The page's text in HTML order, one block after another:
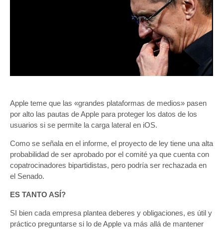
Apple teme que las «grandes plataformas de medios» pasen
por alto las pautas de Apple para proteger los datos de los
usuarios si se permite la carga lateral en iOS.
Como se señala en el informe, el proyecto de ley tiene una alta
probabilidad de ser aprobado por el comité ya que cuenta con
copatrocinadores bipartidistas, pero podría ser rechazada en
el Senado.
ES TANTO ASÍ?
SI bien cada empresa plantea deberes y obligaciones, es útil y
práctico preguntarse si lo de Apple va más allá de mantener